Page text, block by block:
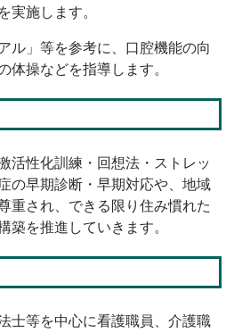
実施します。
ル」等を参考に、口腔機能の向
体操などを指導します。
活性化訓練・回想法・ストレッ
の早期診断・早期対応や、地域
重され、できる限り住み慣れた
築を推進していきます。
士等を中心に看護職員、介護職